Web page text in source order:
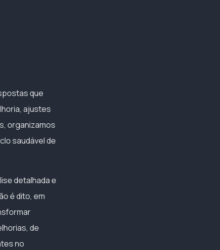
que
ajustes
organizamos
saudável de
detalhada e
é dito, em
de
no